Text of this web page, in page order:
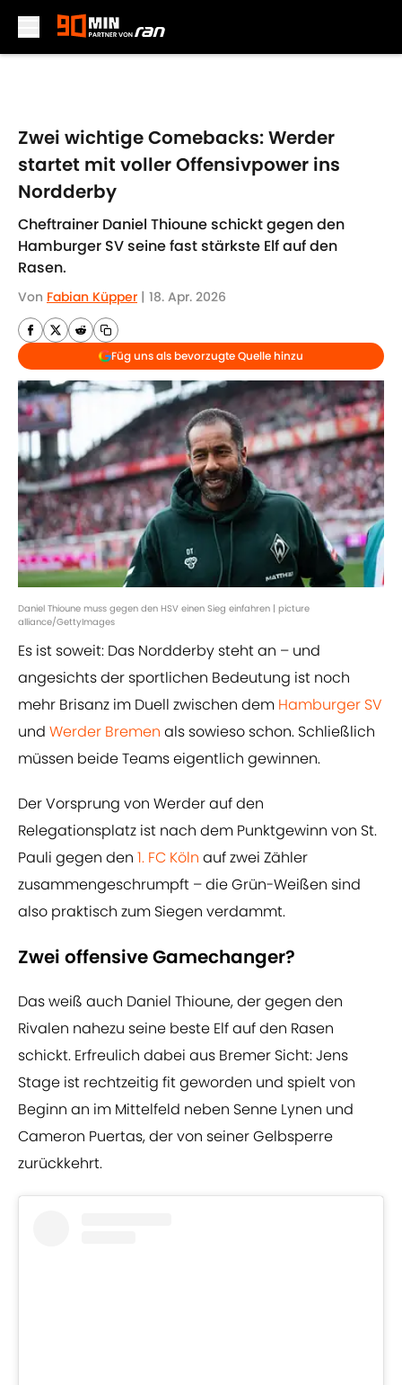
Zwei wichtige Comebacks: Werder
startet mit voller Offensivpower ins
Nordderby
Cheftrainer Daniel Thioune schickt gegen den
Hamburger SV seine fast stärkste Elf auf den
Rasen.
Von Fabian Küpper | 18. Apr. 2026
Füg uns als bevorzugte Quelle hinzu
Daniel Thioune muss gegen den HSV einen Sieg einfahren | picture
alliance/GettyImages
Es ist soweit: Das Nordderby steht an – und
angesichts der sportlichen Bedeutung ist noch
mehr Brisanz im Duell zwischen dem Hamburger SV
und Werder Bremen als sowieso schon. Schließlich
müssen beide Teams eigentlich gewinnen.
Der Vorsprung von Werder auf den
Relegationsplatz ist nach dem Punktgewinn von St.
Pauli gegen den 1. FC Köln auf zwei Zähler
zusammengeschrumpft – die Grün-Weißen sind
also praktisch zum Siegen verdammt.
Zwei offensive Gamechanger?
Das weiß auch Daniel Thioune, der gegen den
Rivalen nahezu seine beste Elf auf den Rasen
schickt. Erfreulich dabei aus Bremer Sicht: Jens
Stage ist rechtzeitig fit geworden und spielt von
Beginn an im Mittelfeld neben Senne Lynen und
Cameron Puertas, der von seiner Gelbsperre
zurückkehrt.